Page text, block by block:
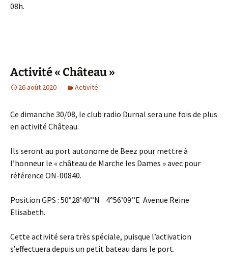
08h.
Activité « Château »
26 août 2020 Activité
Ce dimanche 30/08, le club radio Durnal sera une fois de plus
en activité Château.
Ils seront au port autonome de Beez pour mettre à
l’honneur le « château de Marche les Dames » avec pour
référence ON-00840.
Position GPS : 50°28’40’’N 4°56’09’’E Avenue Reine
Elisabeth.
Cette activité sera très spéciale, puisque l’activation
s’effectuera depuis un petit bateau dans le port.